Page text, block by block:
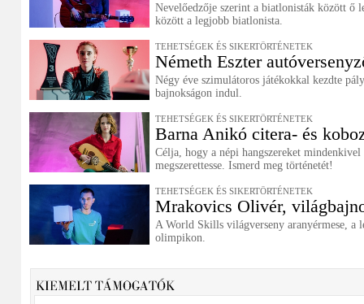
Nevelőedzője szerint a biatlonisták között ő
között a legjobb biatlonista.
TEHETSÉGEK ÉS SIKERTÖRTÉNETEK
Németh Eszter
Négy éve szimulátoros játékokkal kezdte
bajnokságon indul.
TEHETSÉGEK ÉS SIKERTÖRTÉNETEK
Barna Anikó citera- és
Célja, hogy a népi hangszereket mindenkivel
megszerettesse. Ismerd meg történetét!
TEHETSÉGEK ÉS SIKERTÖRTÉNETEK
Mrakovics Olivér,
A World Skills világverseny aranyérmese, a
olimpikon.